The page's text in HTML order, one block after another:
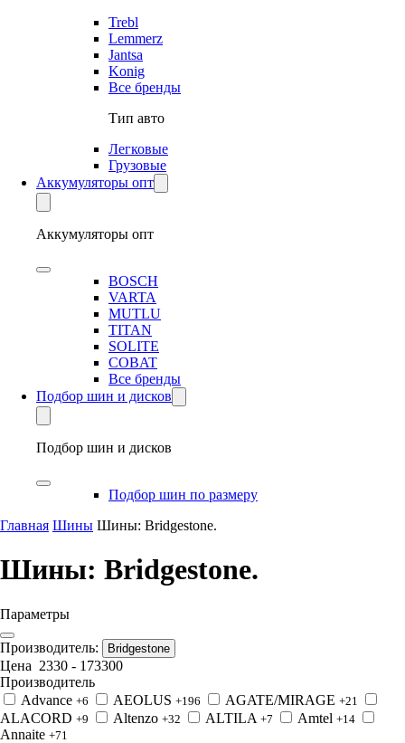
Trebl
Lemmerz
Jantsa
Konig
Все бренды
Тип авто
Легковые
Грузовые
Аккумуляторы опт
Аккумуляторы опт
BOSCH
VARTA
MUTLU
TITAN
SOLITE
COBAT
Все бренды
Подбор шин и дисков
Подбор шин и дисков
Подбор шин по размеру
Главная Шины Шины: Bridgestone.
Шины: Bridgestone.
Параметры
Производитель: Bridgestone
Цена 2330 - 173300
Производитель
Advance +6 AEOLUS +196 AGATE/MIRAGE +21
ALACORD +9 Altenzo +32 ALTILA +7 Amtel +14
Annaite +71